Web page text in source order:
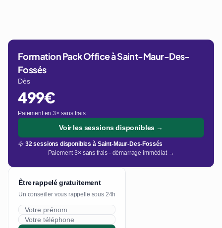
Formation Pack Office à Saint-Maur-Des-
Fossés
Dès
499€
Paiement en 3× sans frais
Voir les sessions disponibles →
32 sessions disponibles à Saint-Maur-Des-Fossés
Paiement 3× sans frais · démarrage immédiat →
Être rappelé gratuitement
Un conseiller vous rappelle sous 24h